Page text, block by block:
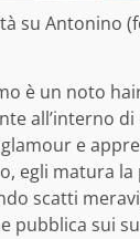
su Antonino
è un noto
all’interno di
e
egli matura la
scatti
pubblica sui